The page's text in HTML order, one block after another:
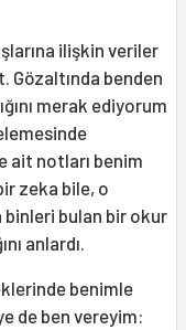
ilişkin veriler
Gözaltında benden
merak ediyorum
ait notları benim
zeka bile, o
binleri bulan bir okur
anlardı.
benimle
de ben vereyim: